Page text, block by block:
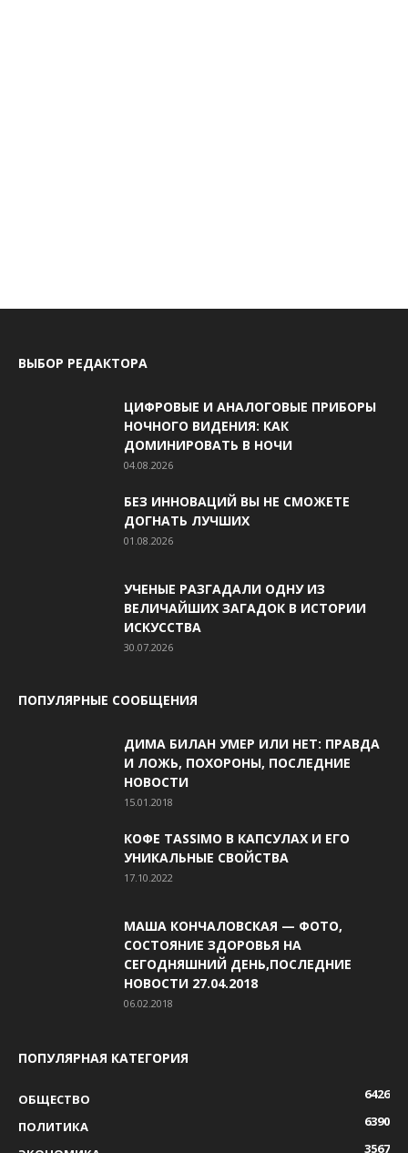
ВЫБОР РЕДАКТОРА
ЦИФРОВЫЕ И АНАЛОГОВЫЕ ПРИБОРЫ
НОЧНОГО ВИДЕНИЯ: КАК
ДОМИНИРОВАТЬ В НОЧИ
04.08.2026
БЕЗ ИННОВАЦИЙ ВЫ НЕ СМОЖЕТЕ
ДОГНАТЬ ЛУЧШИХ
01.08.2026
УЧЕНЫЕ РАЗГАДАЛИ ОДНУ ИЗ
ВЕЛИЧАЙШИХ ЗАГАДОК В ИСТОРИИ
ИСКУССТВА
30.07.2026
ПОПУЛЯРНЫЕ СООБЩЕНИЯ
ДИМА БИЛАН УМЕР ИЛИ НЕТ: ПРАВДА
И ЛОЖЬ, ПОХОРОНЫ, ПОСЛЕДНИЕ
НОВОСТИ
15.01.2018
КОФЕ TASSIMO В КАПСУЛАХ И ЕГО
УНИКАЛЬНЫЕ СВОЙСТВА
17.10.2022
МАША КОНЧАЛОВСКАЯ — ФОТО,
СОСТОЯНИЕ ЗДОРОВЬЯ НА
СЕГОДНЯШНИЙ ДЕНЬ,ПОСЛЕДНИЕ
НОВОСТИ 27.04.2018
06.02.2018
ПОПУЛЯРНАЯ КАТЕГОРИЯ
ОБЩЕСТВО
6426
ПОЛИТИКА
6390
3567